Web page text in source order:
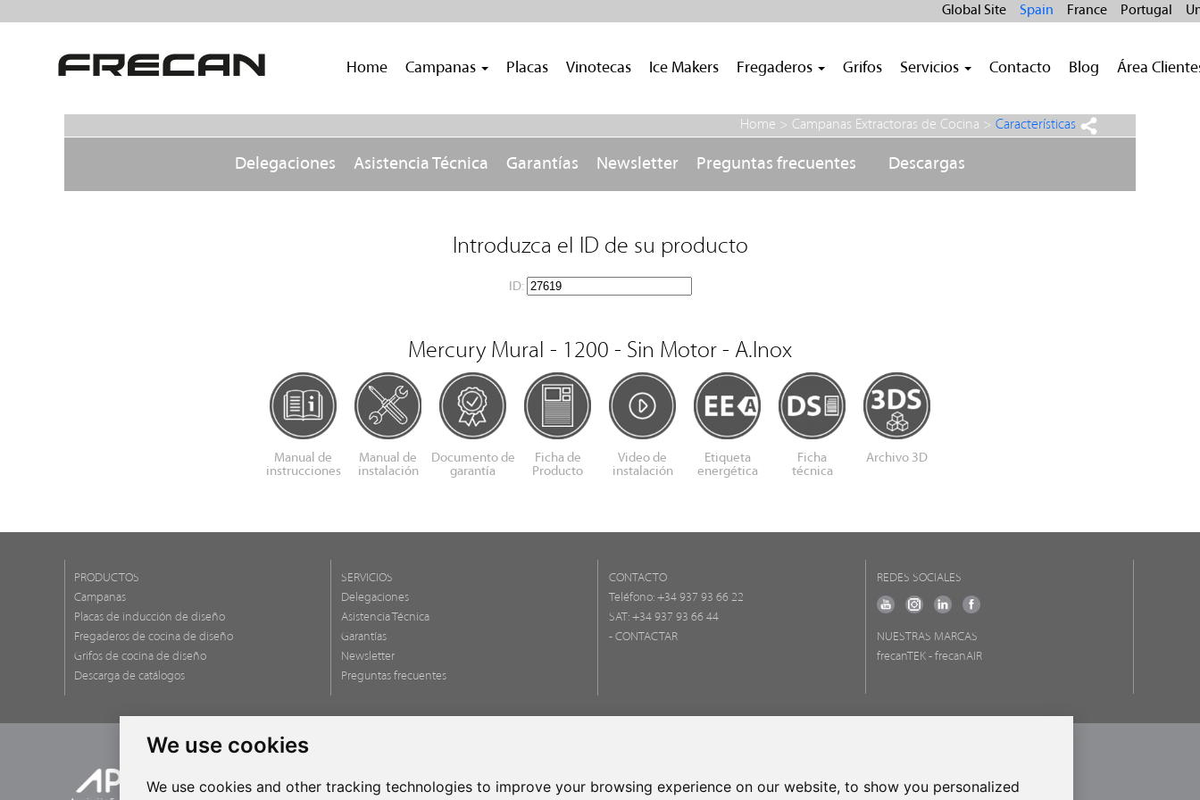
We use cookies
We use cookies and other tracking technologies to improve your browsing experience on our website, to show you personalized
Global Site Spain France Portugal
Home Campanas Placas Vinotecas Ice Makers Fregaderos Grifos Servicios Contacto Blog Área
Home > Campanas Extractoras de Cocina > Características
Delegaciones Asistencia Técnica Garantías Newsletter Preguntas frecuentes Descargas
Introduzca el ID de su producto
ID:
Mercury Mural - 1200 - Sin Motor - A.Inox
Manual de
instrucciones
Manual de
instalación
Documento de
garantía
Ficha de
Producto
Video de
instalación
Etiqueta
energética
Ficha
técnica
Archivo 3D
PRODUCTOS
Campanas
Placas de inducción de diseño
Fregaderos de cocina de diseño
Grifos de cocina de diseño
Descarga de catálogos
SERVICIOS
Delegaciones
Asistencia Técnica
Garantías
Newsletter
Preguntas frecuentes
CONTACTO
Teléfono: +34 937 93 66 22
SAT: +34 937 93 66 44
- CONTACTAR
REDES SOCIALES
NUESTRAS MARCAS
frecanTEK - frecanAIR